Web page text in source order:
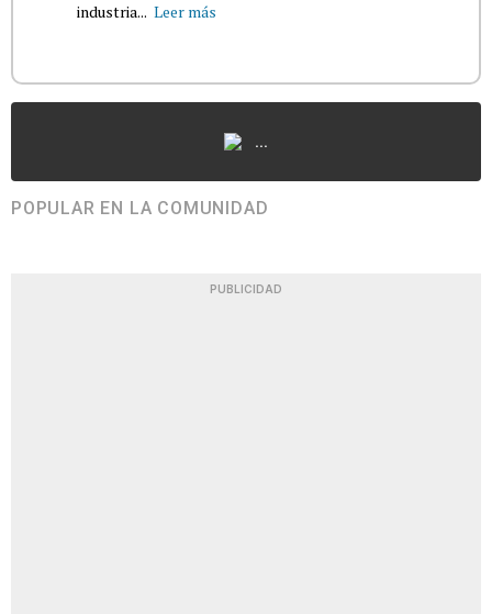
industria... Leer más
...
POPULAR EN LA COMUNIDAD
PUBLICIDAD